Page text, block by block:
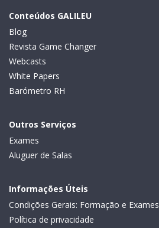
Conteúdos GALILEU
Blog
Revista Game Changer
Webcasts
White Papers
Barómetro RH
Outros Serviços
Exames
Aluguer de Salas
Informações Úteis
Condições Gerais: Formação e Exames
Política de privacidade